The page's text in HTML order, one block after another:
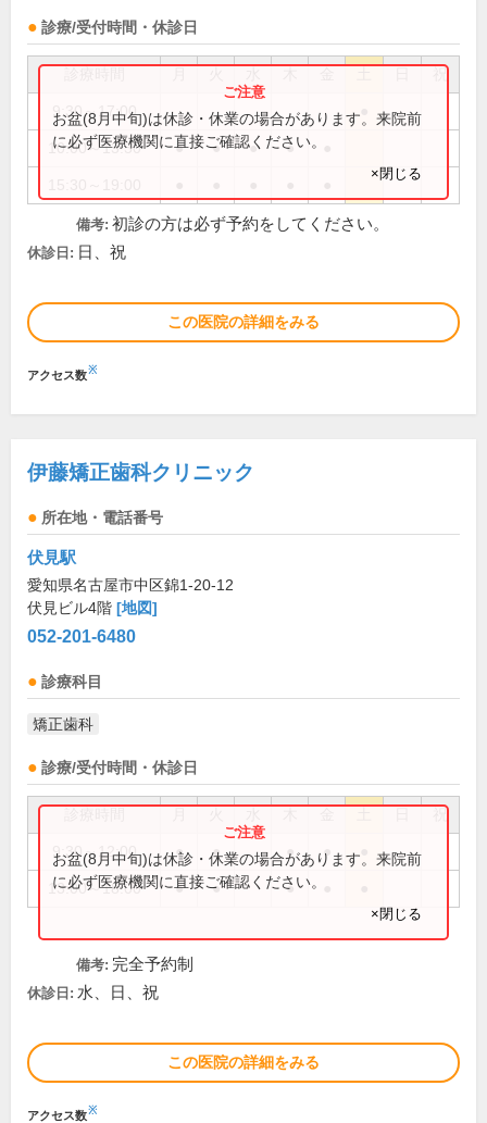
診療/受付時間・休診日
祝
9:30～17:00
10:00～13:30 ● ● ● ●
お盆(8月中旬)は休診・休業の場合があります。来院前
に必ず医療機関に直接ご確認ください。
×閉じる
備考: 初診の方は必ず予約をしてください。
休診日: 日、祝
この医院の詳細をみる
アクセス数※
伊藤矯正歯科クリニック
所在地・電話番号
伏見駅
愛知県名古屋市中区錦1-20-12
伏見ビル4階 [地図]
052-201-6480
診療科目
矯正歯科
診療/受付時間・休診日
祝
9:30～12:00 ● ● ● ●
13:00～18:00 ● ● ●
お盆(8月中旬)は休診・休業の場合があります。来院前
に必ず医療機関に直接ご確認ください。
×閉じる
備考: 完全予約制
休診日: 水、日、祝
この医院の詳細をみる
アクセス数※